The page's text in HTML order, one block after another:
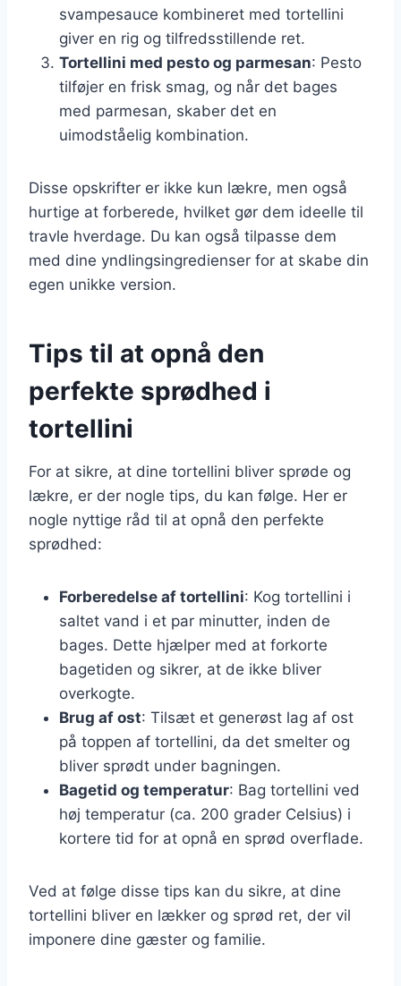
svampesauce kombineret med tortellini
giver en rig og tilfredsstillende ret.
Tortellini med pesto og parmesan: Pesto
tilføjer en frisk smag, og når det bages
med parmesan, skaber det en
uimodståelig kombination.
Disse opskrifter er ikke kun lækre, men også
hurtige at forberede, hvilket gør dem ideelle til
travle hverdage. Du kan også tilpasse dem
med dine yndlingsingredienser for at skabe din
egen unikke version.
Tips til at opnå den
perfekte sprødhed i
tortellini
For at sikre, at dine tortellini bliver sprøde og
lækre, er der nogle tips, du kan følge. Her er
nogle nyttige råd til at opnå den perfekte
sprødhed:
Forberedelse af tortellini: Kog tortellini i
saltet vand i et par minutter, inden de
bages. Dette hjælper med at forkorte
bagetiden og sikrer, at de ikke bliver
overkogte.
Brug af ost: Tilsæt et generøst lag af ost
på toppen af tortellini, da det smelter og
bliver sprødt under bagningen.
Bagetid og temperatur: Bag tortellini ved
høj temperatur (ca. 200 grader Celsius) i
kortere tid for at opnå en sprød overflade.
Ved at følge disse tips kan du sikre, at dine
tortellini bliver en lækker og sprød ret, der vil
imponere dine gæster og familie.